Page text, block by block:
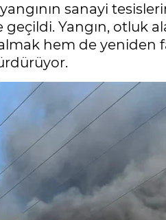
sanayi
Yangın, otluk
hem de